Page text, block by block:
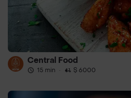
Central Food
15 min · $ 6000